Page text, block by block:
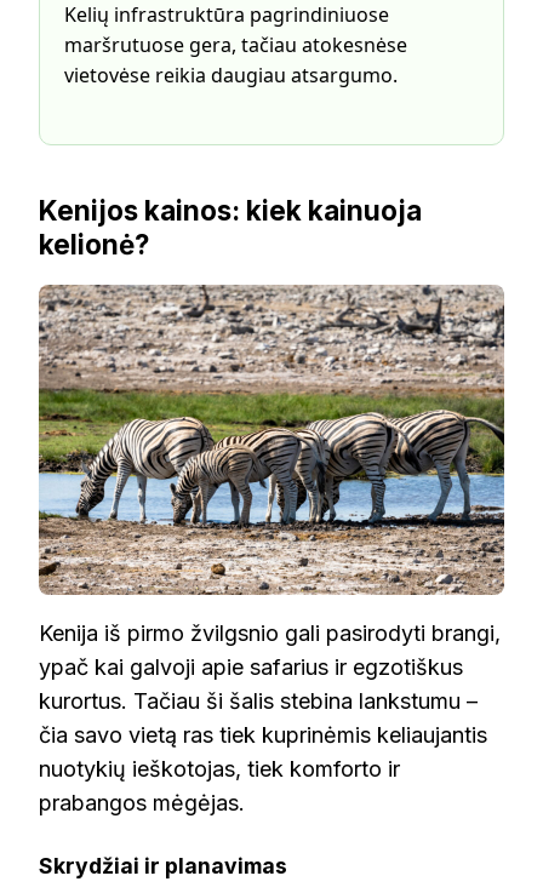
Kelių infrastruktūra pagrindiniuose
maršrutuose gera, tačiau atokesnėse
vietovėse reikia daugiau atsargumo.
Kenijos kainos: kiek kainuoja
kelionė?
Kenija iš pirmo žvilgsnio gali pasirodyti brangi,
ypač kai galvoji apie safarius ir egzotiškus
kurortus. Tačiau ši šalis stebina lankstumu –
čia savo vietą ras tiek kuprinėmis keliaujantis
nuotykių ieškotojas, tiek komforto ir
prabangos mėgėjas.
Skrydžiai ir planavimas